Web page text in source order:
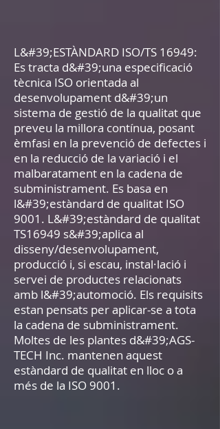
L&#39;ESTÀNDARD ISO/TS 16949:
Es tracta d&#39;una especificació
tècnica ISO orientada al
desenvolupament d&#39;un
sistema de gestió de la qualitat que
preveu la millora contínua, posant
èmfasi en la prevenció de defectes i
en la reducció de la variació i el
malbaratament en la cadena de
subministrament. Es basa en
l&#39;estàndard de qualitat ISO
9001. L&#39;estàndard de qualitat
TS16949 s&#39;aplica al
disseny/desenvolupament,
producció i, si escau, instal·lació i
servei de productes relacionats
amb l&#39;automoció. Els requisits
estan pensats per aplicar-se a tota
la cadena de subministrament.
Moltes de les plantes d&#39;AGS-
TECH Inc. mantenen aquest
estàndard de qualitat en lloc o a
més de la ISO 9001.